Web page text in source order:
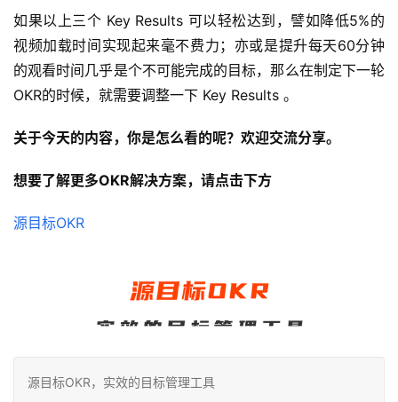
如果以上三个 Key Results 可以轻松达到，譬如降低5%的
视频加载时间实现起来毫不费力；亦或是提升每天60分钟
的观看时间几乎是个不可能完成的目标，那么在制定下一轮
OKR的时候，就需要调整一下 Key Results 。
关于今天的内容，你是怎么看的呢？欢迎交流分享。
想要了解更多OKR解决方案，请点击下方
源目标OKR
源目标OKR，实效的目标管理工具